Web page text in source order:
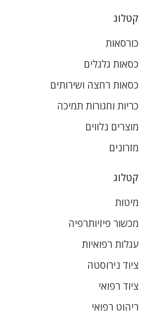
קטלוג
כורסאות
כסאות גלגלים
כסאות רחצה ושירותים
כריות וחגורות תמיכה
מוצרים נלווים
מזרונים
קטלוג
מיטות
מכשור פיזיותרפיה
עגלות רפואיות
ציוד נירוסטה
ציוד רפואי
ריהוט רפואי